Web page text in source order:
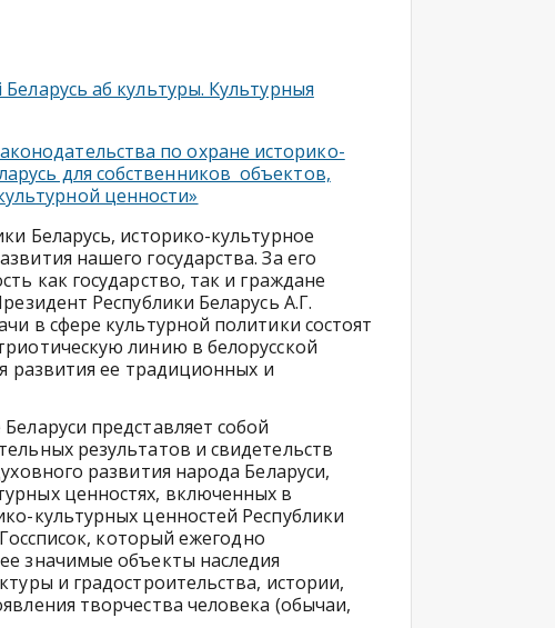
Беларусь аб культуры. Культурныя
по охране историко-
для собственников объектов,
ценности»
Беларусь, историко-культурное
нашего государства. За его
как государство, так и граждане
Республики Беларусь А.Г.
в сфере культурной политики состоят
линию в белорусской
развития ее традиционных и
представляет собой
результатов и свидетельств
развития народа Беларуси,
ценностях, включенных в
культурных ценностей Республики
который ежегодно
значимые объекты наследия
и градостроительства, истории,
творчества человека (обычаи,